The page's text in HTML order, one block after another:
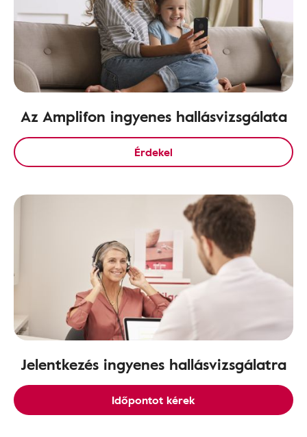
Az Amplifon ingyenes hallásvizsgálata
Érdekel
Jelentkezés ingyenes hallásvizsgálatra
Időpontot kérek